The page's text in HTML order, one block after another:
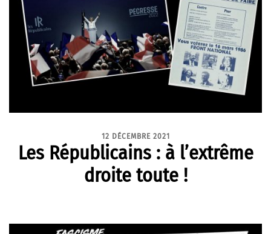
12 DÉCEMBRE 2021
Les Républicains : à l’extrême
droite toute !